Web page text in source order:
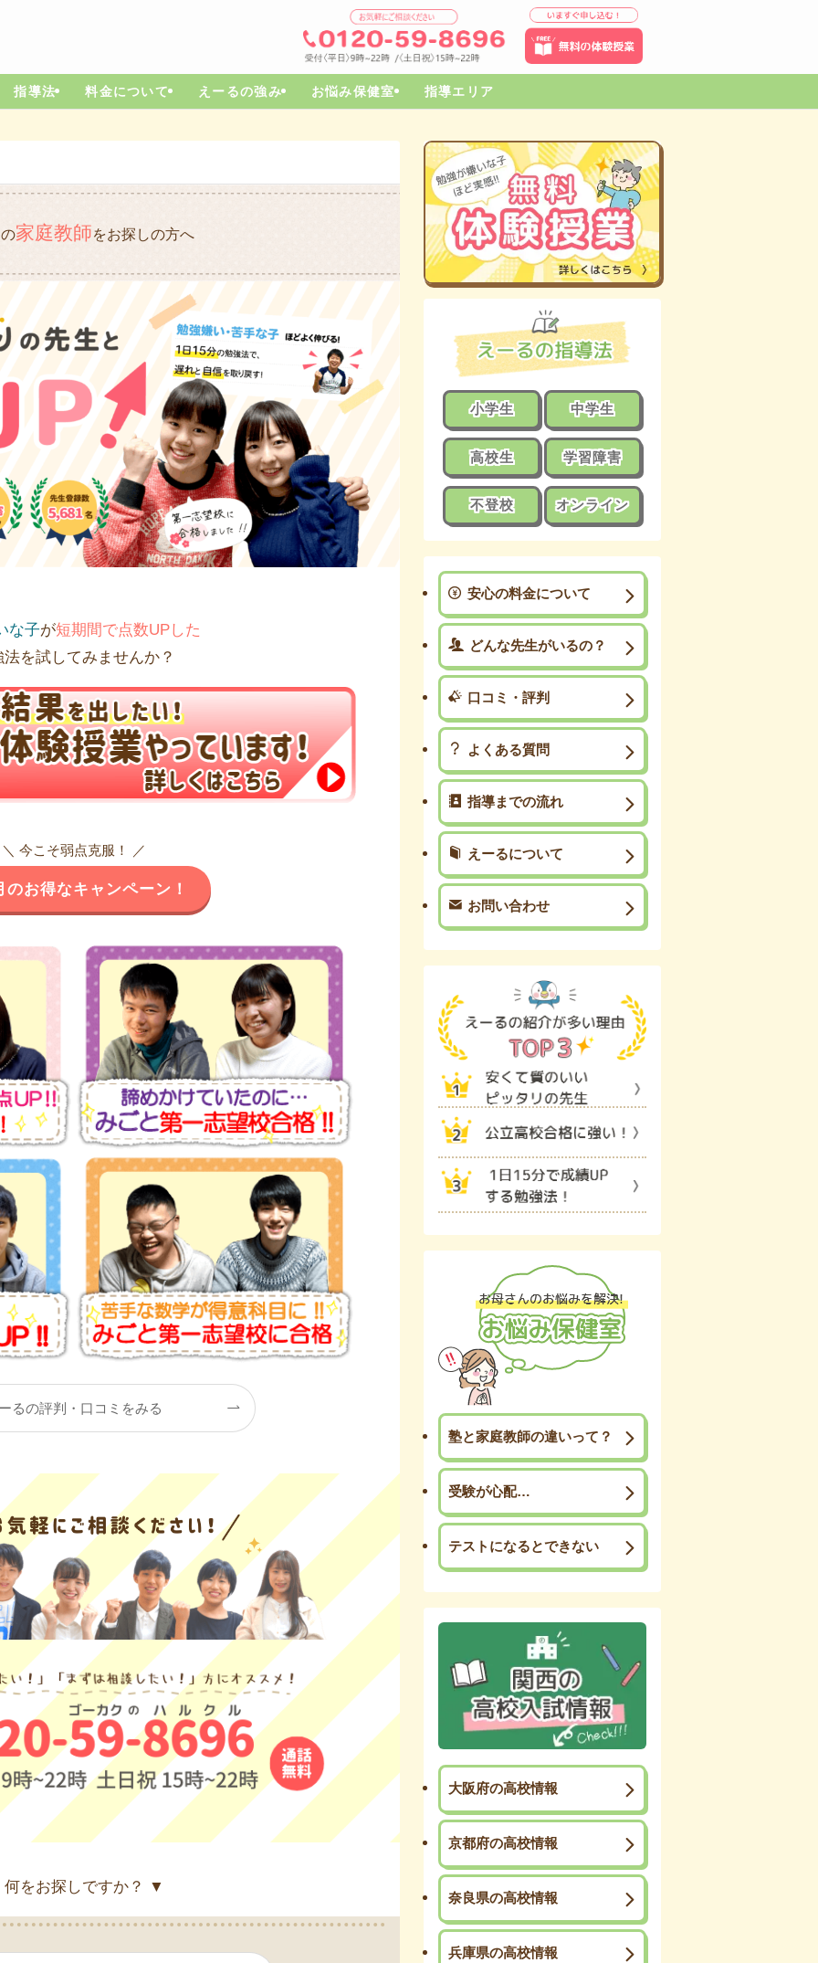
指導法 料金について えーるの強み お悩み保健室 指導エリア
の家庭教師をお探しの方へ
な子が短期間で点数UPした
法を試してみませんか？
＼ 今こそ弱点克服！ ／
のお得なキャンペーン！
るの評判・口コミをみる
をお探しですか？ ▼
小学生 中学生
高校生 学習障害
不登校 オンライン
安心の料金について
どんな先生がいるの？
口コミ・評判
よくある質問
指導までの流れ
えーるについて
お問い合わせ
塾と家庭教師の違いって？
受験が心配…
テストになるとできない
大阪府の高校情報
京都府の高校情報
奈良県の高校情報
兵庫県の高校情報